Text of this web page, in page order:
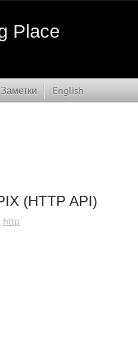
Place
Заметки English
(HTTP API)
http